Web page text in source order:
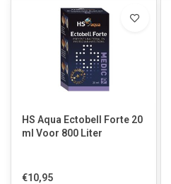
HS Aqua Ectobell Forte 20
ml Voor 800 Liter
€10,95